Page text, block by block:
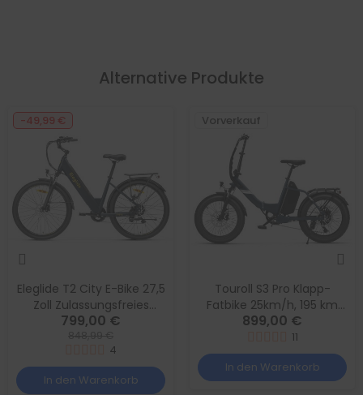
Alternative Produkte
-49,99 €
Eleglide T2 City E-Bike 27,5
Zoll Zulassungsfreies
Pedelec 25km/h mit 100
Drehmoment,
Gepäckträger und StVZ
799,00 €
4
In den Warenkorb
Vorverkauf
Touroll S3 Pro Klapp-
Fatbike 25km/h, 195 km
Reichweite, 250W
Dauerleistung, StVZO,
Zulassungsfreies Pedelec
899,00 €
11
In den Warenkorb